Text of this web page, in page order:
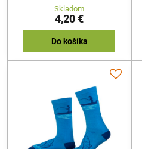
Skladom
4,20 €
Do košíka